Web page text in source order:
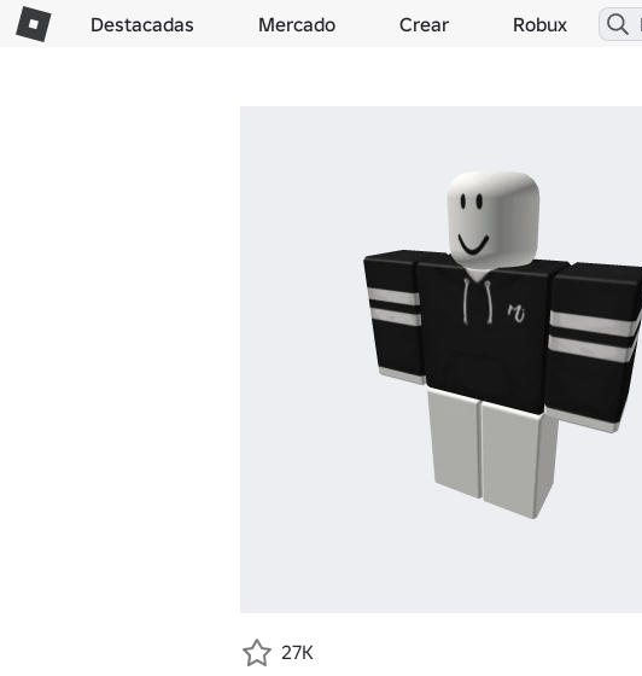
Destacadas Mercado Crear Robux
27K